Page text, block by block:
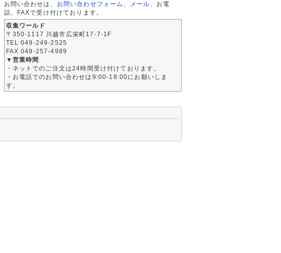
お問い合わせは、 お問い合わせフォーム メール 、お電
話、FAXで受け付けております。
収集ワールド
〒350-1117 川越市広栄町17-7-1F
TEL 049-249-2525
FAX 049-257-4989
▼営業時間
・ネットでのご注文は24時間受け付けております。
・お電話でのお問い合わせは9:00-18:00にお願いしま
す。